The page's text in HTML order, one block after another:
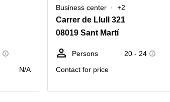
N/A
Business center +2
Carrer de Llull 321
08019 Sant Martí
Persons
20 - 24
Contact for price